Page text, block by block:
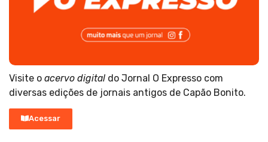
Visite o acervo digital do Jornal O Expresso com
diversas edições de jornais antigos de Capão Bonito.
Acessar